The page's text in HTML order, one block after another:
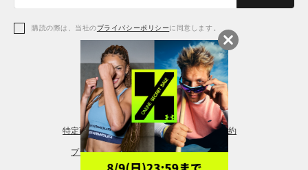
アクセサリー
レギンス＆タイツ
シューズ
購読の際は、当社のプライバシーポリシーに同意します。
特定商取引法に基づく通販の表記 会員規約
プライバシーポリシー